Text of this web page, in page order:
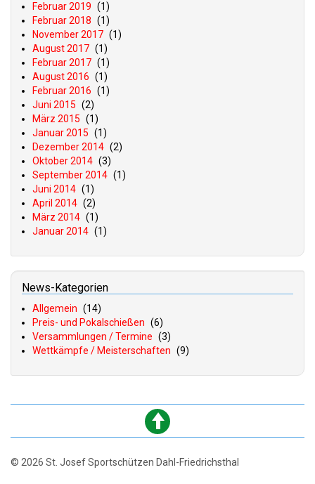
Februar 2019 (1)
Februar 2018 (1)
November 2017 (1)
August 2017 (1)
Februar 2017 (1)
August 2016 (1)
Februar 2016 (1)
Juni 2015 (2)
März 2015 (1)
Januar 2015 (1)
Dezember 2014 (2)
Oktober 2014 (3)
September 2014 (1)
Juni 2014 (1)
April 2014 (2)
März 2014 (1)
Januar 2014 (1)
News-Kategorien
Allgemein (14)
Preis- und Pokalschießen (6)
Versammlungen / Termine (3)
Wettkämpfe / Meisterschaften (9)
© 2026 St. Josef Sportschützen Dahl-Friedrichsthal